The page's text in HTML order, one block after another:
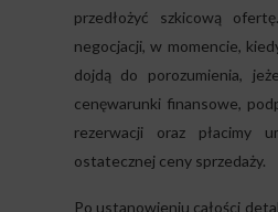
przedłożyć szkicową
negocjacji, w momencie,
dojdą do porozumienia,
cenęwarunki finansowe,
rezerwacji oraz płacimy
ostatecznej ceny sprzedaży.
Po ustanowieniu całości